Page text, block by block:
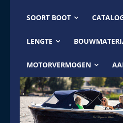
SOORT BOOT
LENGTE
MOTORVERMOGEN